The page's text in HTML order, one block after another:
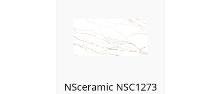
NSceramic NSC1273